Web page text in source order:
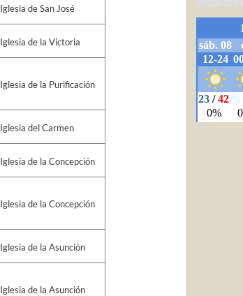
Iglesia de San José
Iglesia de la Victoria
Iglesia de la Purificación
Iglesia del Carmen
Iglesia de la Concepción
Iglesia de la Concepción
Iglesia de la Asunción
Iglesia de la Asunción